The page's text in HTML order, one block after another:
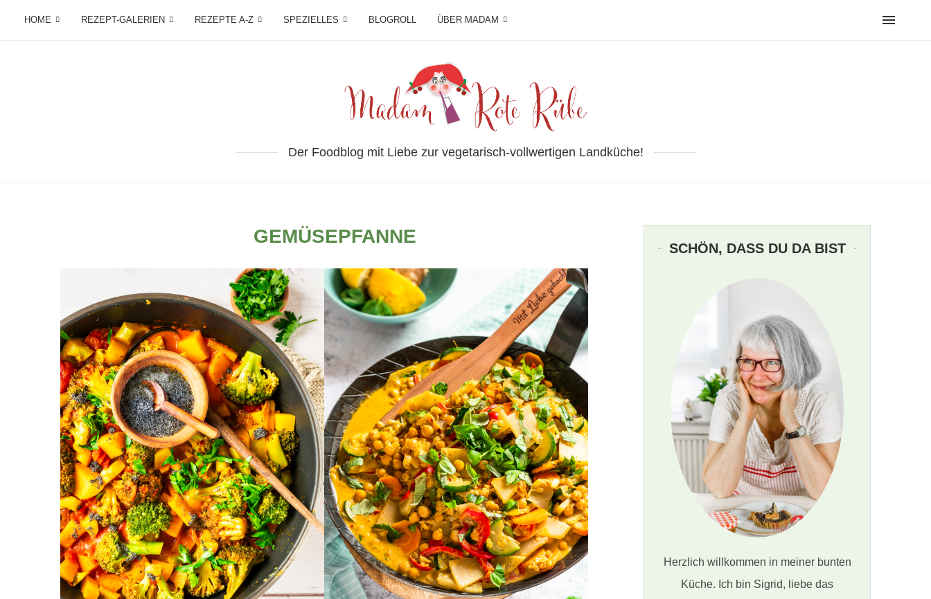
HOME REZEPT-GALERIEN REZEPTE A-Z SPEZIELLES BLOGROLL ÜBER MADAM
Der Foodblog mit Liebe zur vegetarisch-vollwertigen Landküche!
GEMÜSEPFANNE
SCHÖN, DASS DU DA BIST
Herzlich willkommen in meiner bunten
Küche. Ich bin Sigrid, liebe das